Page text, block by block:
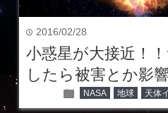
time 2016/02/28
小惑星が大接近！
したら被害とか影
folder NASA 地球 天体